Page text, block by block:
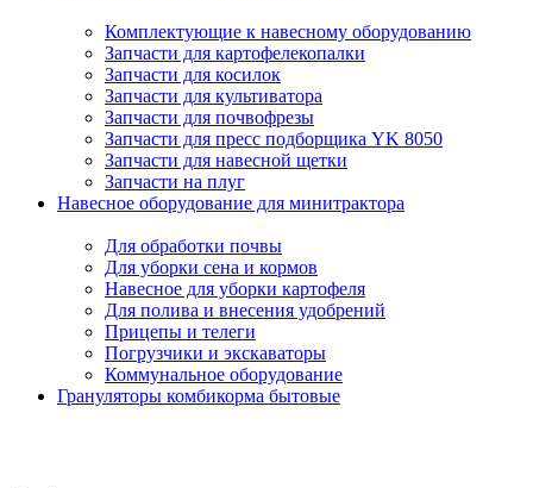
Комплектующие к навесному оборудованию
Запчасти для картофелекопалки
Запчасти для косилок
Запчасти для культиватора
Запчасти для почвофрезы
Запчасти для пресс подборщика YK 8050
Запчасти для навесной щетки
Запчасти на плуг
Навесное оборудование для минитрактора
Для обработки почвы
Для уборки сена и кормов
Навесное для уборки картофеля
Для полива и внесения удобрений
Прицепы и телеги
Погрузчики и экскаваторы
Коммунальное оборудование
Грануляторы комбикорма бытовые